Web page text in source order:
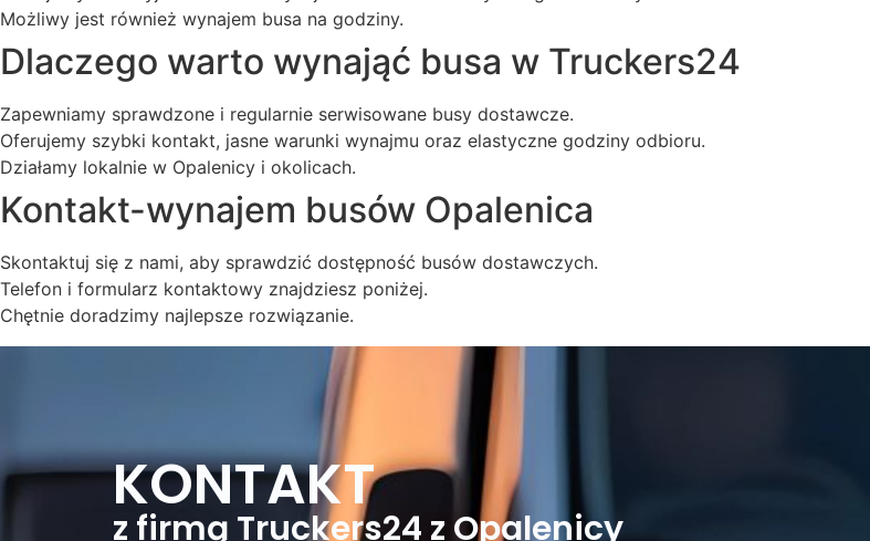
Możliwy jest również wynajem busa na godziny.
Dlaczego warto wynająć busa w Truckers24
Zapewniamy sprawdzone i regularnie serwisowane busy dostawcze.
Oferujemy szybki kontakt, jasne warunki wynajmu oraz elastyczne godziny odbioru.
Działamy lokalnie w Opalenicy i okolicach.
Kontakt-wynajem busów Opalenica
Skontaktuj się z nami, aby sprawdzić dostępność busów dostawczych.
Telefon i formularz kontaktowy znajdziesz poniżej.
Chętnie doradzimy najlepsze rozwiązanie.
KONTAKT
z firmą Truckers24 z Opalenicy